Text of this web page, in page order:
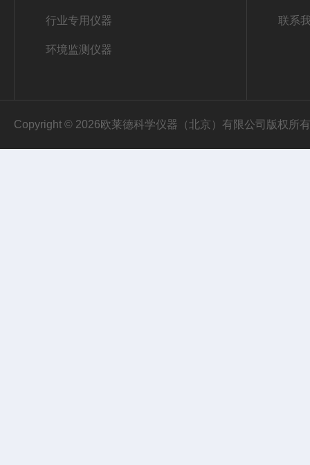
行业专用仪器
环境监测仪器
联系
Copyright © 2026欧莱德科学仪器（北京）有限公司版权